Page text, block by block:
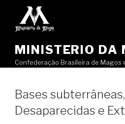
MINISTERIO DA
Confederação Brasileira de Magos
Bases
Desaparecidas e